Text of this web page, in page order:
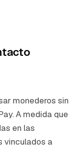
monederos sin
A medida que
en las
vinculados a